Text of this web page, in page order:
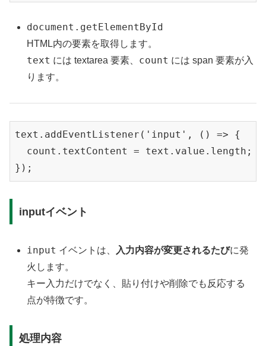
document.getElementById
HTML内の要素を取得します。
text には textarea 要素、 count には span 要素が入
ります。
text.addEventListener('input', () => {
  count.textContent = text.value.length;
inputイベント
input イベントは、 入力内容が変更されるたびに発
火します。
キー入力だけでなく、貼り付けや削除でも反応する
点が特徴です。
処理内容